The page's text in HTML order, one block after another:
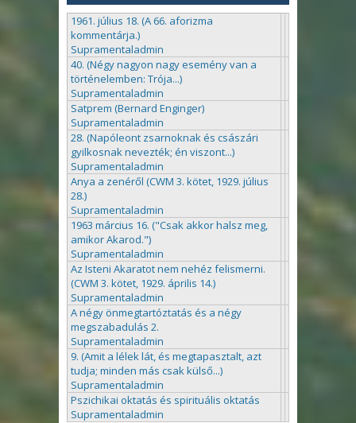
1961. július 18. (A 66. aforizma
kommentárja.)
Supramentaladmin
40. (Négy nagyon nagy esemény van a
történelemben: Trója...)
Supramentaladmin
Satprem (Bernard Enginger)
Supramentaladmin
28. (Napóleont zsarnoknak és császári
gyilkosnak nevezték; én viszont...)
Supramentaladmin
Anya a zenéről (CWM 3. kötet, 1929. július
28.)
Supramentaladmin
1963 március 16. ("Csak akkor halsz meg,
amikor Akarod.")
Supramentaladmin
Az Isteni Akaratot nem nehéz felismerni.
(CWM 3. kötet, 1929. április 14.)
Supramentaladmin
A négy önmegtartóztatás és a négy
megszabadulás 2.
Supramentaladmin
9. (Amit a lélek lát, és megtapasztalt, azt
tudja; minden más csak külső...)
Supramentaladmin
Pszichikai oktatás és spirituális oktatás
Supramentaladmin